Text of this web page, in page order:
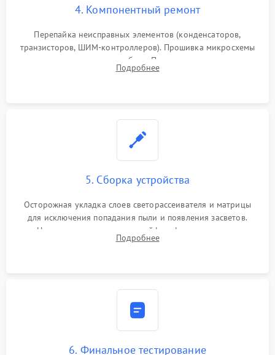
4. Компонентный ремонт
Перепайка неисправных элементов (конденсаторов,
транзисторов, ШИМ-контроллеров). Прошивка микросхемы
памяти при программных сбоях. При поломке подсветки —
разборка матрицы и замена выгоревших светодиодов.
Подробнее
5. Сборка устройства
Осторожная укладка слоев светорассеивателя и матрицы
для исключения попадания пыли и появления засветов.
Надежное подключение шлейфов, фиксация плат и
аккуратное защелкивание пластикового корпуса монитора.
Подробнее
6. Финальное тестирование